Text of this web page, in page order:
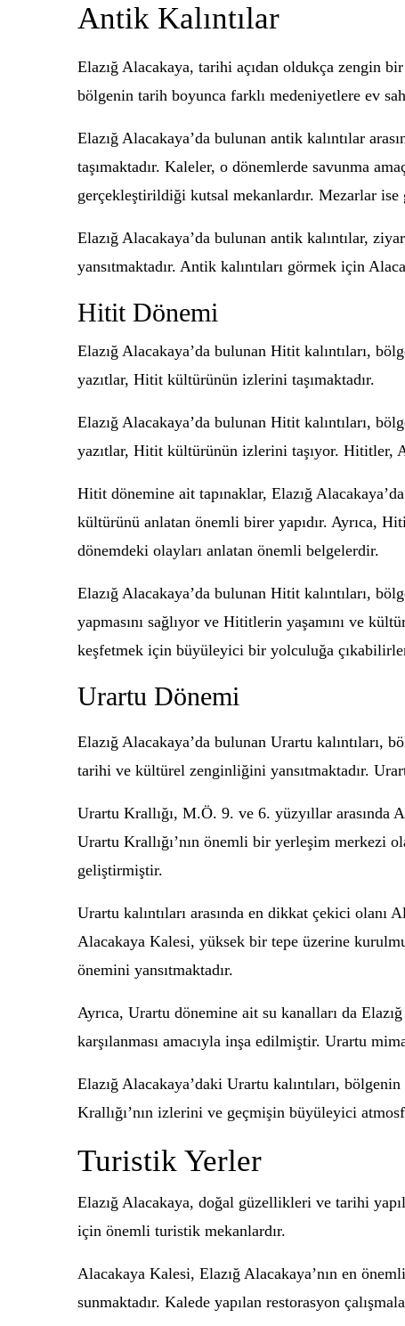
Antik Kalıntılar
Elazığ Alacakaya, tarihi açıdan oldukça zengin
bölgenin tarih boyunca farklı medeniyetlere ev
Elazığ Alacakaya’da bulunan antik kalıntılar
taşımaktadır. Kaleler, o dönemlerde savunma
gerçekleştirildiği kutsal mekanlardır. Mezarlar
Elazığ Alacakaya’da bulunan antik kalıntılar,
yansıtmaktadır. Antik kalıntıları görmek için
Hitit Dönemi
Elazığ Alacakaya’da bulunan Hitit kalıntıları,
yazıtlar, Hitit kültürünün izlerini taşımaktadır.
Elazığ Alacakaya’da bulunan Hitit kalıntıları,
yazıtlar, Hitit kültürünün izlerini taşıyor. Hititler,
Hitit dönemine ait tapınaklar, Elazığ
kültürünü anlatan önemli birer yapıdır. Ayrıca,
dönemdeki olayları anlatan önemli belgelerdir.
Elazığ Alacakaya’da bulunan Hitit kalıntıları,
yapmasını sağlıyor ve Hititlerin yaşamını ve
keşfetmek için büyüleyici bir yolculuğa
Urartu Dönemi
Elazığ Alacakaya’da bulunan Urartu kalıntıları,
tarihi ve kültürel zenginliğini yansıtmaktadır.
Urartu Krallığı, M.Ö. 9. ve 6. yüzyıllar arasında
Urartu Krallığı’nın önemli bir yerleşim merkezi
geliştirmiştir.
Urartu kalıntıları arasında en dikkat çekici olanı
Alacakaya Kalesi, yüksek bir tepe üzerine
önemini yansıtmaktadır.
Ayrıca, Urartu dönemine ait su kanalları da
karşılanması amacıyla inşa edilmiştir. Urartu
Elazığ Alacakaya’daki Urartu kalıntıları,
Krallığı’nın izlerini ve geçmişin büyüleyici
Turistik Yerler
Elazığ Alacakaya, doğal güzellikleri ve tarihi
için önemli turistik mekanlardır.
Alacakaya Kalesi, Elazığ Alacakaya’nın en
sunmaktadır. Kalede yapılan restorasyon